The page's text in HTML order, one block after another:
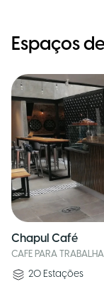
Espaços
Chapul Café
CAFE PARA
20 Estações